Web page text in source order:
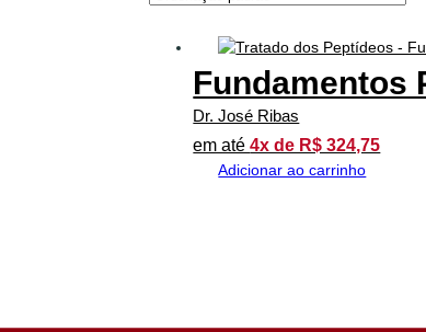
Fundamentos
Dr. José Ribas
em até4x de R$ 324,75
Adicionar ao carrinho